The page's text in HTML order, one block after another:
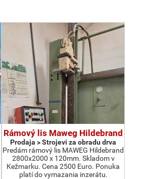
Rámový lis Maweg Hildebrand
Prodaja > Strojevi za obradu drva
Predám rámový lis MAWEG Hildebrand
2800x2000 x 120mm. Skladom v
Kežmarku. Cena 2500 Euro. Ponuka
platí do vymazania inzerátu.